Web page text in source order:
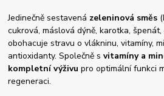
Jedinečně sestavená zeleninová směs
cukrová, máslová dýně, karotka,
obohacuje stravu o vlákninu, vitamíny,
antioxidanty. Společně svitamíny a
kompletní výživu pro optimální funkci
regeneraci.